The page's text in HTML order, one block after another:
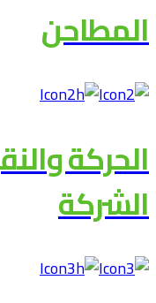
المطاحن
الحركة
الشركة